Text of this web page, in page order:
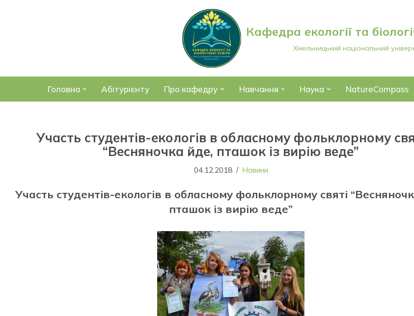
Кафедра екології та
Хмельницький національний
Головна Абітурієнту Про кафедру Навчання Наука NatureCompass
Участь студентів-екологів в обласному фольклорному
“Весняночка йде, пташок із вирію веде”
04.12.2018 Новини
Участь студентів-екологів в обласному фольклорному святі
пташок із вирію веде”